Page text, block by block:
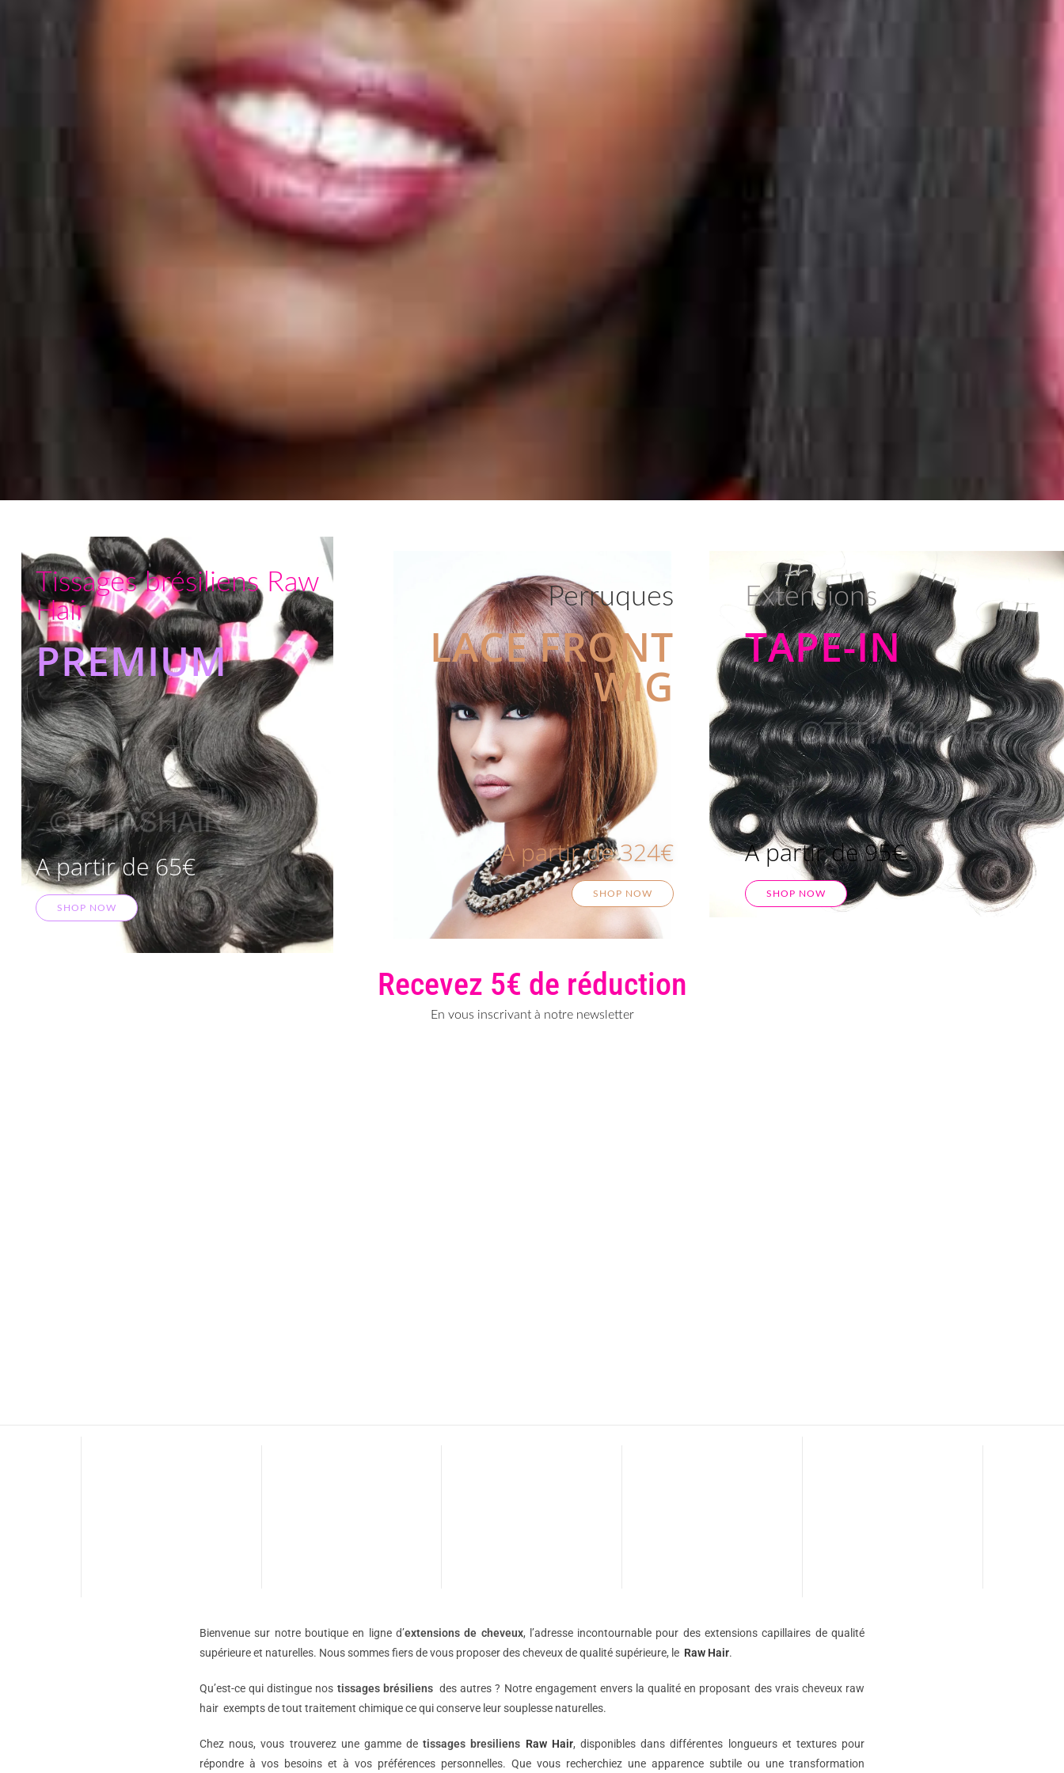
Tissages brésiliens Raw
Hair
PREMIUM
A partir de 65€
SHOP NOW
Perruques
LACE FRONT
WIG
A partir de 324€
SHOP NOW
Extensions
TAPE-IN
A partir de 95€
SHOP NOW
Recevez 5€ de réduction
En vous inscrivant à notre newsletter
Bienvenue sur notre boutique en ligne d’extensions de cheveux, l’adresse incontournable pour des extensions capillaires de qualité
supérieure et naturelles. Nous sommes fiers de vous proposer des cheveux de qualité supérieure, le Raw Hair.
Qu’est-ce qui distingue nos tissages brésiliensdes autres ? Notre engagement envers la qualité en proposant des vrais cheveux raw
hair exempts de tout traitement chimique ce qui conserve leur souplesse naturelles.
Chez nous, vous trouverez une gamme detissages bresiliens Raw Hair, disponibles dans différentes longueurs et textures pour
répondre à vos besoins et à vos préférences personnelles. Que vous recherchiez une apparence subtile ou une transformation